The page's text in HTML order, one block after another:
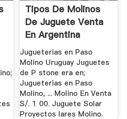
Tipos De Molinos
De Juguete Venta
En Argentina
Jugueterias en Paso
Molino Uruguay Juguetes
de P stone era en;
Jugueterias en Paso
Molino, ... Molino En Venta
S/. 1 00. Juguete Solar
Proyectos lares Molino.